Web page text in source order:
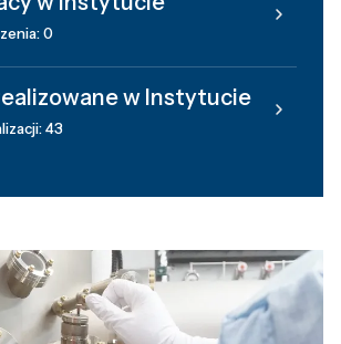
0
w Instytucie
43